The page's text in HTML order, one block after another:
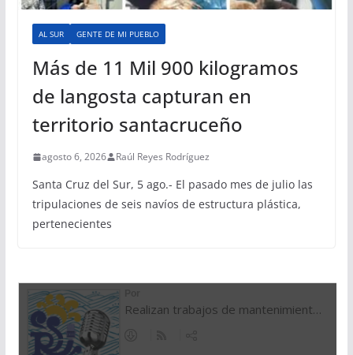
AL SUR GENTE DE MI PUEBLO
Más de 11 Mil 900 kilogramos
de langosta capturan en
territorio santacruceño
agosto 6, 2026 Raúl Reyes Rodríguez
Santa Cruz del Sur, 5 ago.- El pasado mes de julio las
tripulaciones de seis navíos de estructura plástica,
pertenecientes